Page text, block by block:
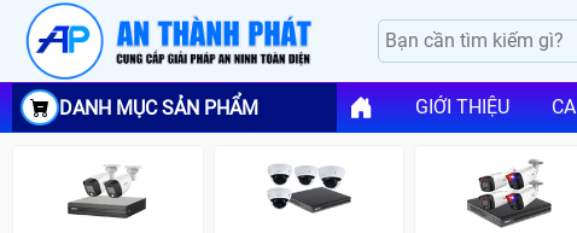
DANH MỤC SẢN PHẨM GIỚI THIỆU